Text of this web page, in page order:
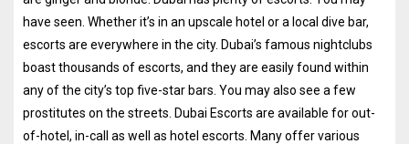
have seen. Whether it’s in an upscale hotel or a local dive bar,
escorts are everywhere in the city. Dubai’s famous nightclubs
boast thousands of escorts, and they are easily found within
any of the city’s top five-star bars. You may also see a few
prostitutes on the streets. Dubai Escorts are available for out-
of-hotel, in-call as well as hotel escorts. Many offer various